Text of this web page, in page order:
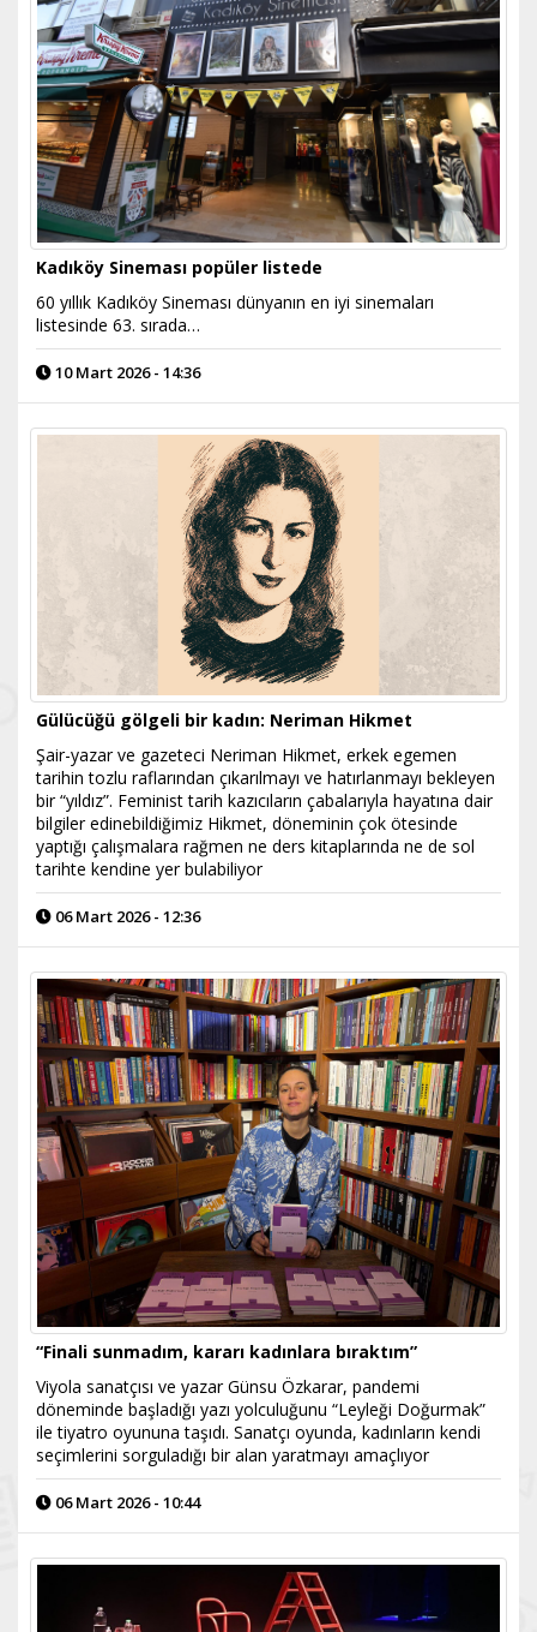
Kadıköy Sineması popüler listede
60 yıllık Kadıköy Sineması dünyanın en iyi sinemaları
listesinde 63. sırada…
10 Mart 2026 - 14:36
Gülücüğü gölgeli bir kadın: Neriman Hikmet
Şair-yazar ve gazeteci Neriman Hikmet, erkek egemen
tarihin tozlu raflarından çıkarılmayı ve hatırlanmayı bekleyen
bir “yıldız”. Feminist tarih kazıcıların çabalarıyla hayatına dair
bilgiler edinebildiğimiz Hikmet, döneminin çok ötesinde
yaptığı çalışmalara rağmen ne ders kitaplarında ne de sol
tarihte kendine yer bulabiliyor
06 Mart 2026 - 12:36
“Finali sunmadım, kararı kadınlara bıraktım”
Viyola sanatçısı ve yazar Günsu Özkarar, pandemi
döneminde başladığı yazı yolculuğunu “Leyleği Doğurmak”
ile tiyatro oyununa taşıdı. Sanatçı oyunda, kadınların kendi
seçimlerini sorguladığı bir alan yaratmayı amaçlıyor
06 Mart 2026 - 10:44